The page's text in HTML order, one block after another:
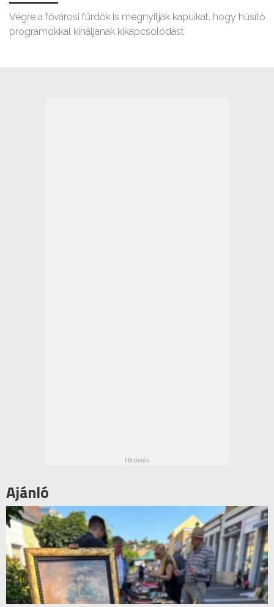
Végre a fővárosi fürdők is megnyitják kapuikat, hogy hűsítő
programokkal kínáljanak kikapcsolódást.
Ajánló